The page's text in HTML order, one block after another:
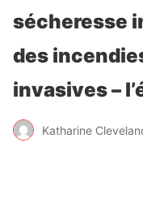
sécheresse
des
invasives –
Katharine